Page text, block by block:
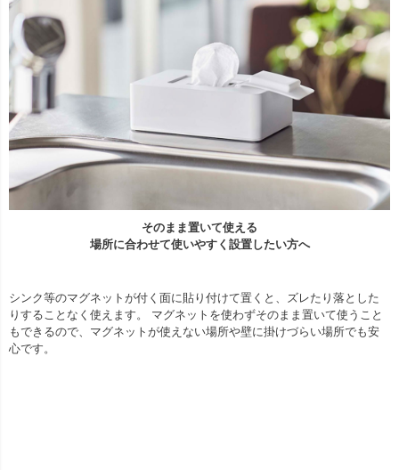
そのまま置いて使える
場所に合わせて使いやすく設置したい方へ
シンク等のマグネットが付く面に貼り付けて置くと、ズレたり落とした
りすることなく使えます。 マグネットを使わずそのまま置いて使うこと
もできるので、マグネットが使えない場所や壁に掛けづらい場所でも安
心です。